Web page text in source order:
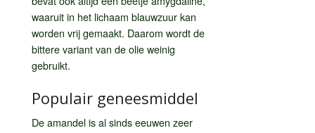
waaruit in het lichaam blauwzuur kan
worden vrij gemaakt. Daarom wordt de
bittere variant van de olie weinig
gebruikt.
Populair geneesmiddel
De amandel is al sinds eeuwen zeer